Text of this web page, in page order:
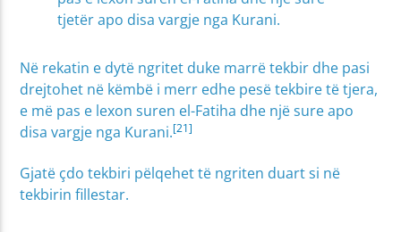
tjetër apo disa vargje nga Kurani.
Në rekatin e dytë ngritet duke marrë tekbir dhe pasi
drejtohet në këmbë i merr edhe pesë tekbire të tjera,
e më pas e lexon suren el-Fatiha dhe një sure apo
disa vargje nga Kurani.[21]
Gjatë çdo tekbiri pëlqehet të ngriten duart si në
tekbirin fillestar.